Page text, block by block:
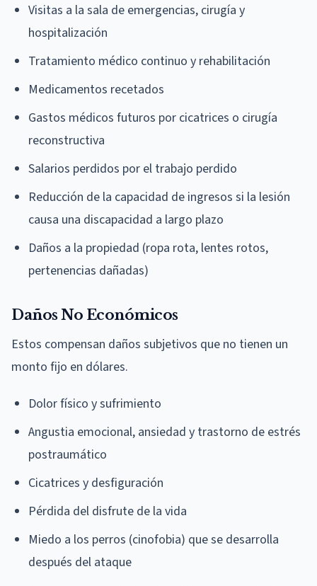
Visitas a la sala de emergencias, cirugía y
hospitalización
Tratamiento médico continuo y rehabilitación
Medicamentos recetados
Gastos médicos futuros por cicatrices o cirugía
reconstructiva
Salarios perdidos por el trabajo perdido
Reducción de la capacidad de ingresos si la lesión
causa una discapacidad a largo plazo
Daños a la propiedad (ropa rota, lentes rotos,
pertenencias dañadas)
Daños No Económicos
Estos compensan daños subjetivos que no tienen un
monto fijo en dólares.
Dolor físico y sufrimiento
Angustia emocional, ansiedad y trastorno de estrés
postraumático
Cicatrices y desfiguración
Pérdida del disfrute de la vida
Miedo a los perros (cinofobia) que se desarrolla
después del ataque